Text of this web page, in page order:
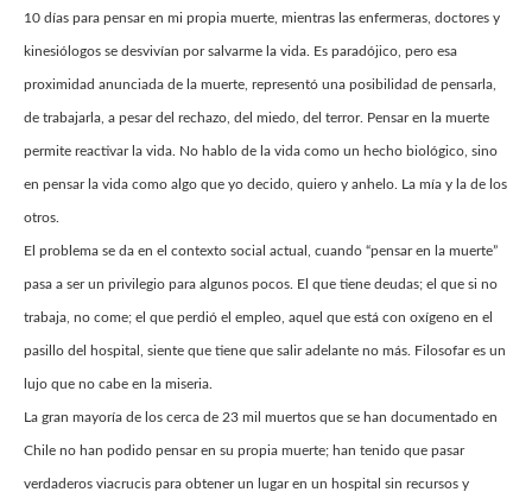
10 días para pensar en mi propia muerte, mientras las enfermeras, doctores y
kinesiólogos se desvivían por salvarme la vida. Es paradójico, pero esa
proximidad anunciada de la muerte, representó una posibilidad de pensarla,
de trabajarla, a pesar del rechazo, del miedo, del terror. Pensar en la muerte
permite reactivar la vida. No hablo de la vida como un hecho biológico, sino
en pensar la vida como algo que yo decido, quiero y anhelo. La mía y la de los
otros.
El problema se da en el contexto social actual, cuando “pensar en la muerte”
pasa a ser un privilegio para algunos pocos. El que tiene deudas; el que si no
trabaja, no come; el que perdió el empleo, aquel que está con oxígeno en el
pasillo del hospital, siente que tiene que salir adelante no más. Filosofar es un
lujo que no cabe en la miseria.
La gran mayoría de los cerca de 23 mil muertos que se han documentado en
Chile no han podido pensar en su propia muerte; han tenido que pasar
verdaderos viacrucis para obtener un lugar en un hospital sin recursos y